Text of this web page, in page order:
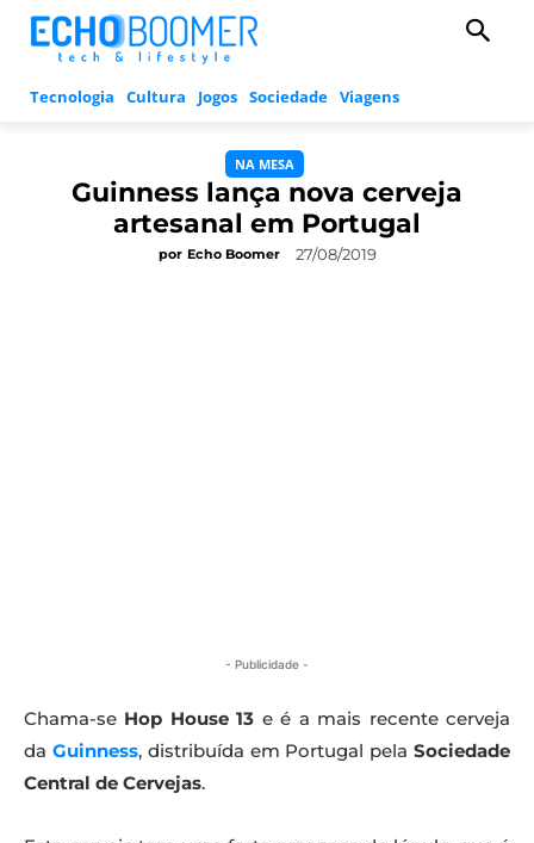
Tecnologia Cultura Jogos Sociedade Viagens
NA MESA
Guinness lança nova cerveja
artesanal em Portugal
por Echo Boomer 27/08/2019
- Publicidade -
Chama-se Hop House 13 e é a mais recente cerveja
da Guinness, distribuída em Portugal pelaSociedade
Central de Cervejas.